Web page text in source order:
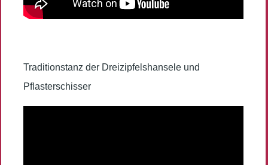
Traditionstanz der Dreizipfelshansele und
Pflasterschisser